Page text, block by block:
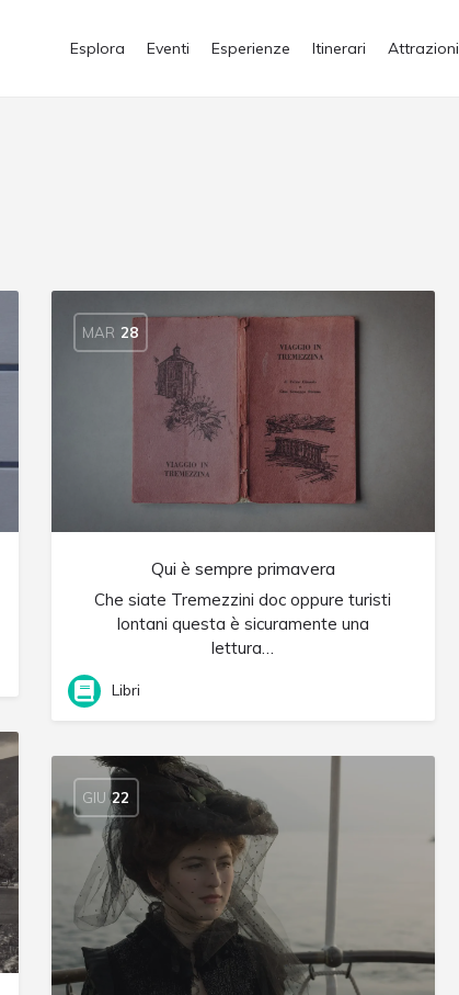
Esplora Eventi Esperienze Itinerari Attrazioni
MAR 28
Qui è sempre primavera
Che siate Tremezzini doc oppure turisti
lontani questa è sicuramente una
lettura…
Libri
GIU 22